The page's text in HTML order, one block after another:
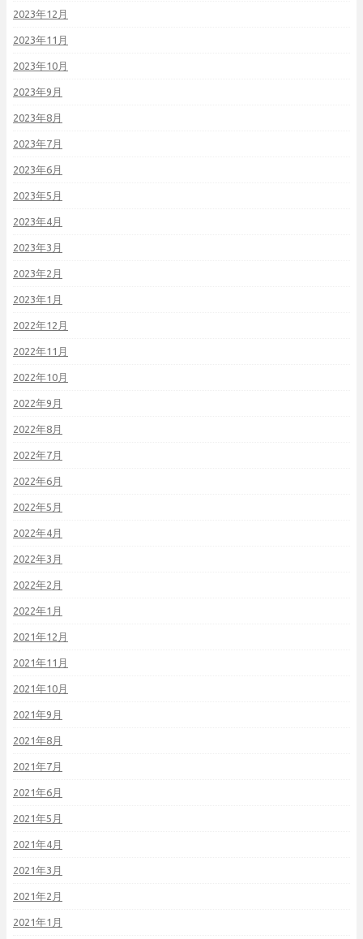
2023年12月
2023年11月
2023年10月
2023年9月
2023年8月
2023年7月
2023年6月
2023年5月
2023年4月
2023年3月
2023年2月
2023年1月
2022年12月
2022年11月
2022年10月
2022年9月
2022年8月
2022年7月
2022年6月
2022年5月
2022年4月
2022年3月
2022年2月
2022年1月
2021年12月
2021年11月
2021年10月
2021年9月
2021年8月
2021年7月
2021年6月
2021年5月
2021年4月
2021年3月
2021年2月
2021年1月